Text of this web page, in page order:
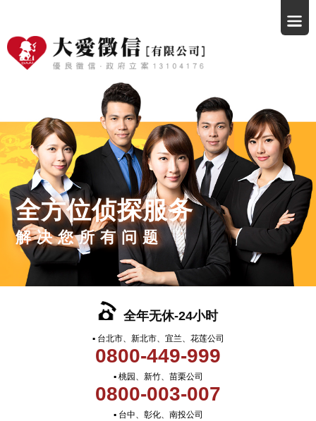
全方位侦探服务
解决您所有问题
全年无休-24小时
▪ 台北市、新北市、宜兰、花莲公司
0800-449-999
▪ 桃园、新竹、苗栗公司
0800-003-007
▪ 台中、彰化、南投公司